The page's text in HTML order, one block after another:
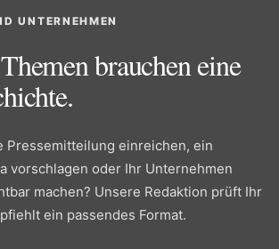
UNTERNEHMEN
brauchen eine
Pressemitteilung einreichen, ein
vorschlagen oder Ihr Unternehmen
machen? Unsere Redaktion prüft Ihr
ein passendes Format.